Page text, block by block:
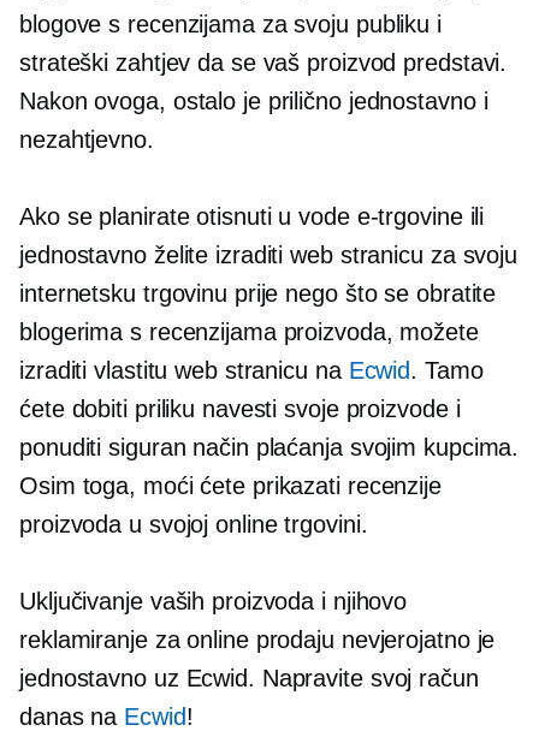
blogove s recenzijama za svoju publiku i
strateški zahtjev da se vaš proizvod predstavi.
Nakon ovoga, ostalo je prilično jednostavno i
nezahtjevno.
Ako se planirate otisnuti u vode e-trgovine ili
jednostavno želite izraditi web stranicu za svoju
internetsku trgovinu prije nego što se obratite
blogerima s recenzijama proizvoda, možete
izraditi vlastitu web stranicu na Ecwid. Tamo
ćete dobiti priliku navesti svoje proizvode i
ponuditi siguran način plaćanja svojim kupcima.
Osim toga, moći ćete prikazati recenzije
proizvoda u svojoj online trgovini.
Uključivanje vaših proizvoda i njihovo
reklamiranje za online prodaju nevjerojatno je
jednostavno uz Ecwid. Napravite svoj račun
danas na Ecwid!